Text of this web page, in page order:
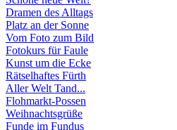
Dramen des Alltags
Platz an der Sonne
Vom Foto zum Bild
Fotokurs für Faule
Kunst um die Ecke
Rätselhaftes Fürth
Aller Welt Tand...
Flohmarkt-Possen
Weihnachtsgrüße
Funde im Fundus